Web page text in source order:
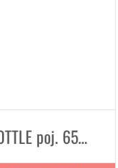
Bidon FOX BASE WATER BOTTLE poj. 650 ml Black